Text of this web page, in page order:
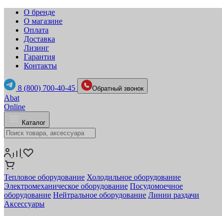
О бренде
О магазине
Оплата
Доставка
Лизинг
Гарантия
Контакты
8 (800) 700-40-45 Обратный звонок
Abat
Online
Каталог
Тепловое оборудование Холодильное оборудование
Электромеханическое оборудование Посудомоечное
оборудование Нейтральное оборудование Линии раздачи
Аксессуары